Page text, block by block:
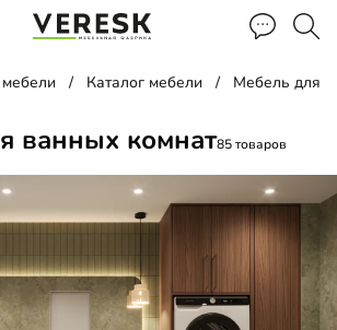
Каталог мебели Мебель для
ванных комнат85 товаров